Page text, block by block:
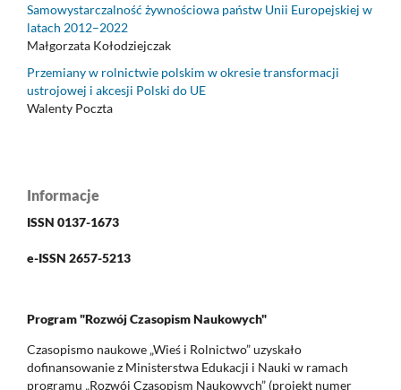
Samowystarczalność żywnościowa państw Unii Europejskiej w
latach 2012–2022
Małgorzata Kołodziejczak
Przemiany w rolnictwie polskim w okresie transformacji
ustrojowej i akcesji Polski do UE
Walenty Poczta
Informacje
ISSN 0137-1673
e-ISSN 2657-5213
Program "Rozwój Czasopism Naukowych"
Czasopismo naukowe „Wieś i Rolnictwo” uzyskało
dofinansowanie z Ministerstwa Edukacji i Nauki w ramach
programu „Rozwój Czasopism Naukowych” (projekt numer